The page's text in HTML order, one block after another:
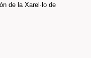
de la Xarel·lo de